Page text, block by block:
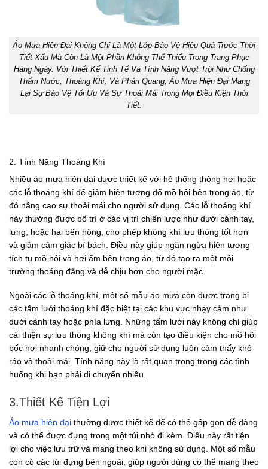
Áo Mưa Hiện Đại Không Chỉ Là Một Lớp Bảo Vệ Hiệu Quả Trước Thời
Tiết Xấu Mà Còn Là Một Phần Không Thể Thiếu Trong Trang Phục
Hàng Ngày. Với Thiết Kế Tinh Tế Và Tính Năng Vượt Trội Như Chống
Thấm Nước, Thoáng Khí, Và Phản Quang, Áo Mưa Hiện Đại Mang
Lại Sự Bảo Vệ Tối Ưu Và Sự Thoải Mái Trong Mọi Điều Kiện Thời
Tiết.
2. Tính Năng Thoáng Khí
Nhiều áo mưa hiện đại được thiết kế với hệ thống thông hơi hoặc
các lỗ thoáng khí để giảm hiện tượng đổ mồ hôi bên trong áo, từ
đó nâng cao sự thoải mái cho người sử dụng. Các lỗ thoáng khí
này thường được bố trí ở các vị trí chiến lược như dưới cánh tay,
lưng, hoặc hai bên hông, cho phép không khí lưu thông tốt hơn
và giảm cảm giác bí bách. Điều này giúp ngăn ngừa hiện tượng
tích tụ mồ hôi và hơi ẩm bên trong áo, từ đó tạo ra một môi
trường thoáng đãng và dễ chịu hơn cho người mặc.
Ngoài các lỗ thoáng khí, một số mẫu áo mưa còn được trang bị
các tấm lưới thoáng khí đặc biệt tại các khu vực nhạy cảm như
dưới cánh tay hoặc phía lưng. Những tấm lưới này không chỉ giúp
cải thiện sự lưu thông không khí mà còn tạo điều kiện cho mồ hôi
bốc hơi nhanh chóng, giữ cho người sử dụng luôn cảm thấy khô
ráo và thoải mái. Tính năng này là rất quan trọng trong các tình
huống khi bạn phải di chuyển nhiều.
3.Thiết Kế Tiện Lợi
Áo mưa hiện đại thường được thiết kế để có thể gấp gọn dễ dàng
và có thể được đựng trong một túi nhỏ đi kèm. Điều này rất tiện
lợi cho việc lưu trữ và mang theo khi không sử dụng. Một số mẫu
còn có các túi đựng bên ngoài, giúp người dùng có thể mang theo